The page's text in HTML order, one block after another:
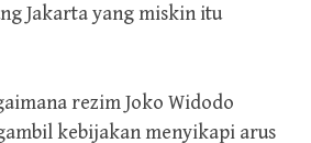
Jakarta yang miskin itu
rezim Joko Widodo
kebijakan menyikapi arus